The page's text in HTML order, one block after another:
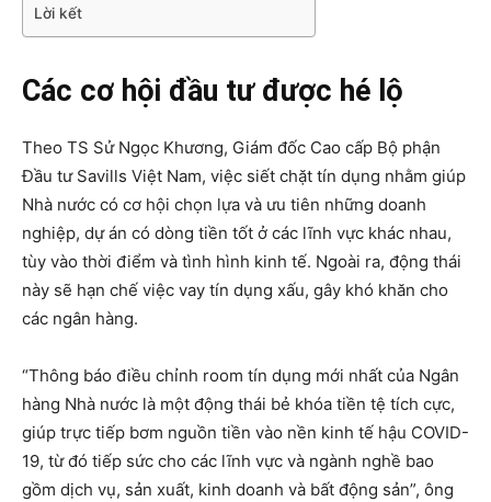
Lời kết
Các cơ hội đầu tư được hé lộ
Theo TS Sử Ngọc Khương, Giám đốc Cao cấp Bộ phận
Đầu tư Savills Việt Nam, việc siết chặt tín dụng nhằm giúp
Nhà nước có cơ hội chọn lựa và ưu tiên những doanh
nghiệp, dự án có dòng tiền tốt ở các lĩnh vực khác nhau,
tùy vào thời điểm và tình hình kinh tế. Ngoài ra, động thái
này sẽ hạn chế việc vay tín dụng xấu, gây khó khăn cho
các ngân hàng.
“Thông báo điều chỉnh room tín dụng mới nhất của Ngân
hàng Nhà nước là một động thái bẻ khóa tiền tệ tích cực,
giúp trực tiếp bơm nguồn tiền vào nền kinh tế hậu COVID-
19, từ đó tiếp sức cho các lĩnh vực và ngành nghề bao
gồm dịch vụ, sản xuất, kinh doanh và bất động sản”, ông